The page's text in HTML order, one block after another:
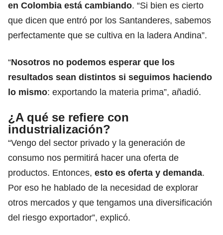
en Colombia está cambiando. “Si bien es cierto
que dicen que entró por los Santanderes, sabemos
perfectamente que se cultiva en la ladera Andina”.
“Nosotros no podemos esperar que los
resultados sean distintos si seguimos haciendo
lo mismo: exportando la materia prima”, añadió.
¿A qué se refiere con
industrialización?
“Vengo del sector privado y la generación de
consumo nos permitirá hacer una oferta de
productos. Entonces, esto es oferta y demanda.
Por eso he hablado de la necesidad de explorar
otros mercados y que tengamos una diversificación
del riesgo exportador”, explicó.